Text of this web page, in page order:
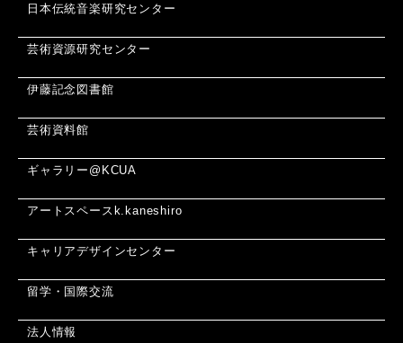
日本伝統音楽研究センター
芸術資源研究センター
伊藤記念図書館
芸術資料館
ギャラリー@KCUA
アートスペースk.kaneshiro
キャリアデザインセンター
留学・国際交流
法人情報